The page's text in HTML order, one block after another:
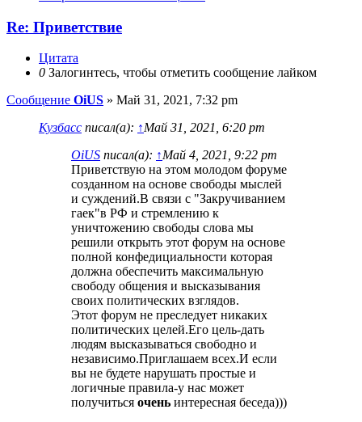
Re: Приветствие
Цитата
0 Залогинтесь, чтобы отметить сообщение лайком
Сообщение OiUS » Май 31, 2021, 7:32 pm
Кузбасс писал(а): ↑Май 31, 2021, 6:20 pm
OiUS писал(а): ↑Май 4, 2021, 9:22 pm
Приветствую на этом молодом форуме
созданном на основе свободы мыслей
и суждений.В связи с "Закручиванием
гаек"в РФ и стремлению к
уничтожению свободы слова мы
решили открыть этот форум на основе
полной конфедициальности которая
должна обеспечить максимальную
свободу общения и высказывания
своих политических взглядов.
Этот форум не преследует никаких
политических целей.Его цель-дать
людям высказываться свободно и
независимо.Приглашаем всех.И если
вы не будете нарушать простые и
логичные правила-у нас может
получиться очень интересная беседа)))